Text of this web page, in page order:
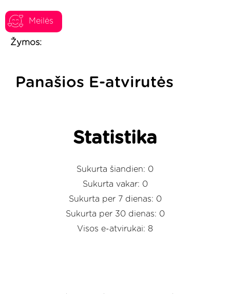
Meilės
Žymos:
Panašios E-atvirutės
Statistika
Sukurta šiandien: 0
Sukurta vakar: 0
Sukurta per 7 dienas: 0
Sukurta per 30 dienas: 0
Visos e-atvirukai: 8